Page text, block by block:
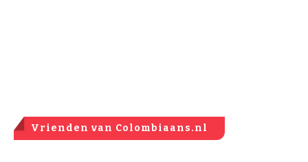
Vrienden van Colombiaans.nl